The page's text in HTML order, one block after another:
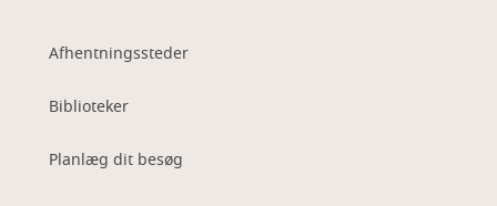
Afhentningssteder
Biblioteker
Planlæg dit besøg